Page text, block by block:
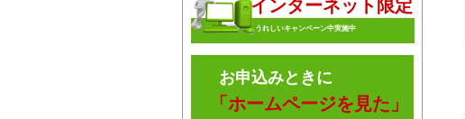
インターネット限定
うれしいキャンペーン中実施中
お申込みときに
「ホームページを見た」